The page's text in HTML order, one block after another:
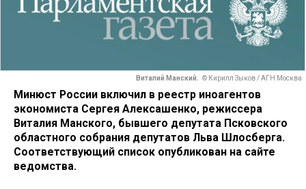
Виталий Манский. © Кирилл Зыков / АГН Москва
Минюст России включил в реестр иноагентов
экономиста Сергея Алексашенко, режиссера
Виталия Манского, бывшего депутата Псковского
областного собрания депутатов Льва Шлосберга.
Соответствующий список опубликован на сайте
ведомства.